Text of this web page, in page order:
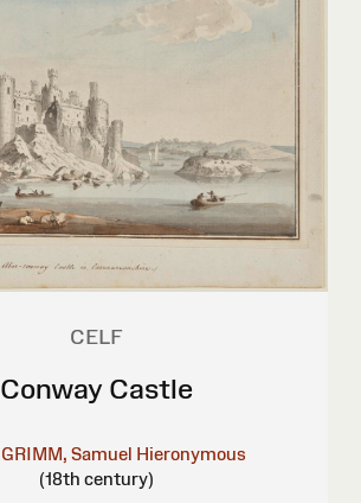
CELF
Conway Castle
GRIMM, Samuel Hieronymous
(18th century)